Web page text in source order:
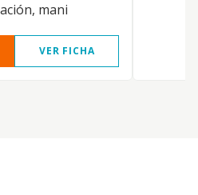
mani
VER FICHA